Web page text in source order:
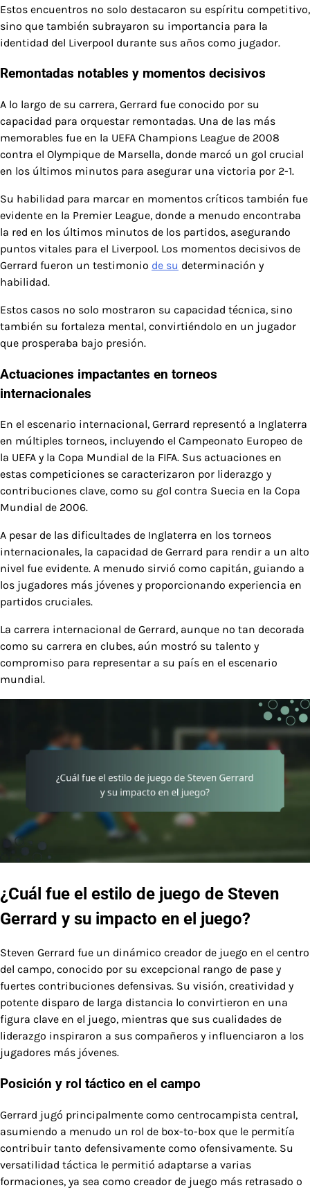
Estos encuentros no solo destacaron su espíritu competitivo,
sino que también subrayaron su importancia para la
identidad del Liverpool durante sus años como jugador.
Remontadas notables y momentos decisivos
A lo largo de su carrera, Gerrard fue conocido por su
capacidad para orquestar remontadas. Una de las más
memorables fue en la UEFA Champions League de 2008
contra el Olympique de Marsella, donde marcó un gol crucial
en los últimos minutos para asegurar una victoria por 2-1.
Su habilidad para marcar en momentos críticos también fue
evidente en la Premier League, donde a menudo encontraba
la red en los últimos minutos de los partidos, asegurando
puntos vitales para el Liverpool. Los momentos decisivos de
Gerrard fueron un testimonio de su determinación y
habilidad.
Estos casos no solo mostraron su capacidad técnica, sino
también su fortaleza mental, convirtiéndolo en un jugador
que prosperaba bajo presión.
Actuaciones impactantes en torneos
internacionales
En el escenario internacional, Gerrard representó a Inglaterra
en múltiples torneos, incluyendo el Campeonato Europeo de
la UEFA y la Copa Mundial de la FIFA. Sus actuaciones en
estas competiciones se caracterizaron por liderazgo y
contribuciones clave, como su gol contra Suecia en la Copa
Mundial de 2006.
A pesar de las dificultades de Inglaterra en los torneos
internacionales, la capacidad de Gerrard para rendir a un alto
nivel fue evidente. A menudo sirvió como capitán, guiando a
los jugadores más jóvenes y proporcionando experiencia en
partidos cruciales.
La carrera internacional de Gerrard, aunque no tan decorada
como su carrera en clubes, aún mostró su talento y
compromiso para representar a su país en el escenario
mundial.
¿Cuál fue el estilo de juego de Steven
Gerrard y su impacto en el juego?
Steven Gerrard fue un dinámico creador de juego en el centro
del campo, conocido por su excepcional rango de pase y
fuertes contribuciones defensivas. Su visión, creatividad y
potente disparo de larga distancia lo convirtieron en una
figura clave en el juego, mientras que sus cualidades de
liderazgo inspiraron a sus compañeros y influenciaron a los
jugadores más jóvenes.
Posición y rol táctico en el campo
Gerrard jugó principalmente como centrocampista central,
asumiendo a menudo un rol de box-to-box que le permitía
contribuir tanto defensivamente como ofensivamente. Su
versatilidad táctica le permitió adaptarse a varias
formaciones, ya sea como creador de juego más retrasado o